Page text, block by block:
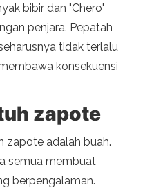
bibir dan "Chero"
penjara. Pepatah
tidak terlalu
konsekuensi
zapote
zapote adalah buah.
semua membuat
berpengalaman.